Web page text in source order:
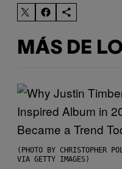
MÁS DE
(PHOTO BY CHRISTOPHER
VIA GETTY IMAGES)